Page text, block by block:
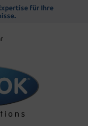
für Ihre